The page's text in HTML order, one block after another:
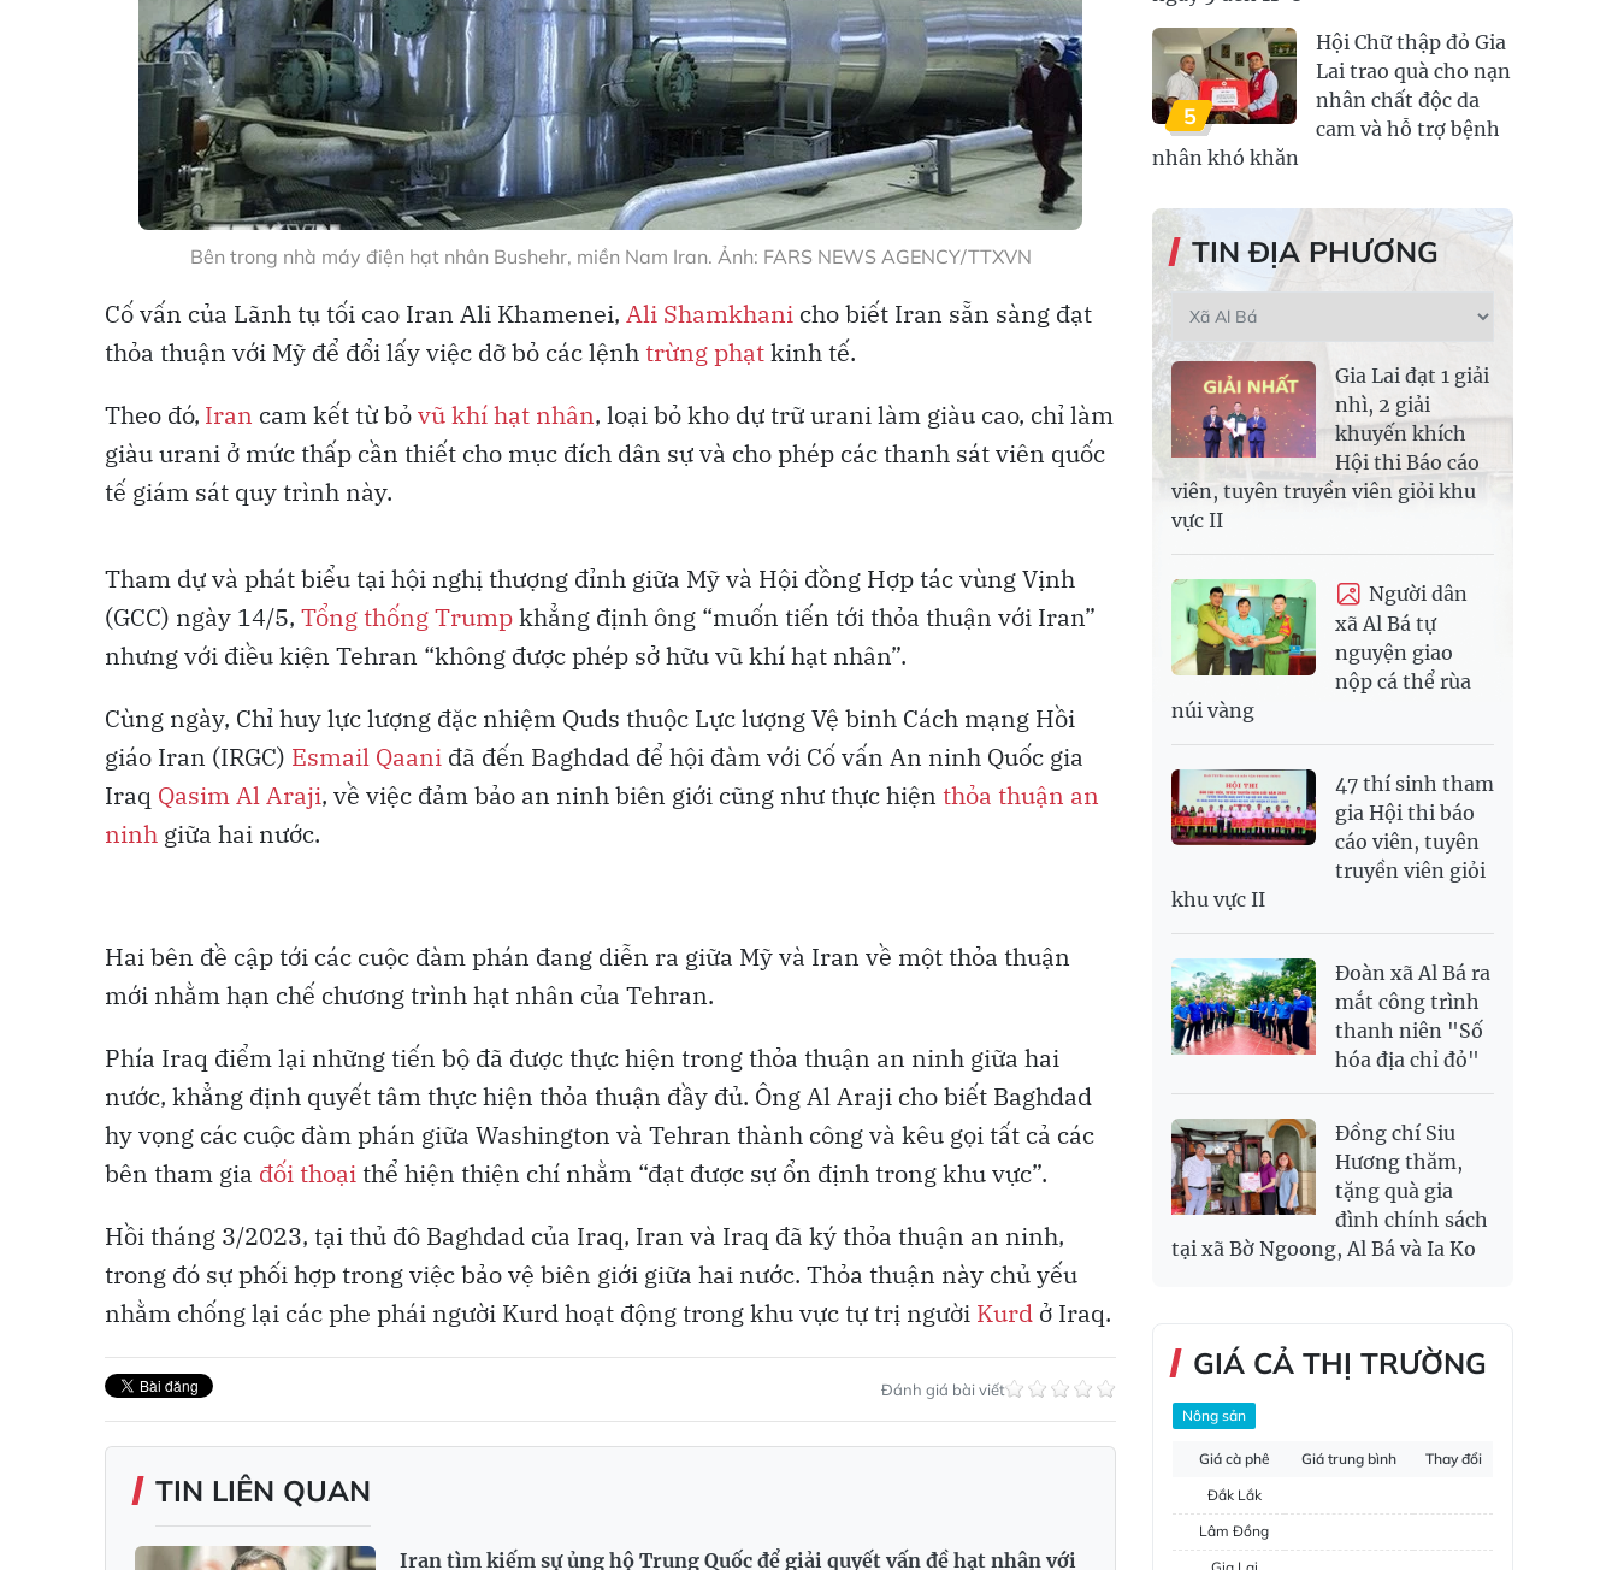
Bên trong nhà máy điện hạt nhân Bushehr, miền Nam Iran. Ảnh: FARS NEWS AGENCY/TTXVN
Cố vấn của Lãnh tụ tối cao Iran Ali Khamenei, Ali Shamkhani cho biết Iran sẵn sàng đạt
thỏa thuận với Mỹ để đổi lấy việc dỡ bỏ các lệnhtrừng phạtkinh tế.
Theo đó, Iran cam kết từ bỏvũ khí hạt nhân, loại bỏ kho dự trữ urani làm giàu cao, chỉ làm
giàu urani ở mức thấp cần thiết cho mục đích dân sự và cho phép các thanh sát viên quốc
tế giám sát quy trình này.
Tham dự và phát biểu tại hội nghị thượng đỉnh giữa Mỹ và Hội đồng Hợp tác vùng Vịnh
(GCC) ngày 14/5, Tổng thống Trumpkhẳng định ông “muốn tiến tới thỏa thuận với Iran”
nhưng với điều kiện Tehran “không được phép sở hữu vũ khí hạt nhân”.
Cùng ngày, Chỉ huy lực lượng đặc nhiệm Quds thuộc Lực lượng Vệ binh Cách mạng Hồi
giáo Iran (IRGC) Esmail Qaani đã đến Baghdad để hội đàm với Cố vấn An ninh Quốc gia
Iraq Qasim Al Araji, về việc đảm bảo an ninh biên giới cũng như thực hiện thỏa thuận an
ninh giữa hai nước.
Hai bên đề cập tới các cuộc đàm phán đang diễn ra giữa Mỹ và Iran về một thỏa thuận
mới nhằm hạn chế chương trình hạt nhân của Tehran.
Phía Iraq điểm lại những tiến bộ đã được thực hiện trong thỏa thuận an ninh giữa hai
nước, khẳng định quyết tâm thực hiện thỏa thuận đầy đủ. Ông Al Araji cho biết Baghdad
hy vọng các cuộc đàm phán giữa Washington và Tehran thành công và kêu gọi tất cả các
bên tham gia đối thoạithể hiện thiện chí nhằm “đạt được sự ổn định trong khu vực”.
Hồi tháng 3/2023, tại thủ đô Baghdad của Iraq, Iran và Iraq đã ký thỏa thuận an ninh,
trong đó sự phối hợp trong việc bảo vệ biên giới giữa hai nước. Thỏa thuận này chủ yếu
nhằm chống lại các phe phái người Kurd hoạt động trong khu vực tự trị người Kurd ở Iraq.
Đánh giá bài viết
TIN LIÊN QUAN
Iran tìm kiếm sự ủng hộ Trung Quốc để giải quyết vấn đề hạt nhân với
5
Hội Chữ thập đỏ Gia
Lai trao quà cho nạn
nhân chất độc da
cam và hỗ trợ bệnh
nhân khó khăn
TIN ĐỊA PHƯƠNG
Gia Lai đạt 1 giải
nhì, 2 giải
khuyến khích
Hội thi Báo cáo
viên, tuyên truyền viên giỏi khu
vực II
Người dân
xã Al Bá tự
nguyện giao
nộp cá thể rùa
núi vàng
47 thí sinh tham
gia Hội thi báo
cáo viên, tuyên
truyền viên giỏi
khu vực II
Đoàn xã Al Bá ra
mắt công trình
thanh niên "Số
hóa địa chỉ đỏ"
Đồng chí Siu
Hương thăm,
tặng quà gia
đình chính sách
tại xã Bờ Ngoong, Al Bá và Ia Ko
GIÁ CẢ THỊ TRƯỜNG
Nông sản
Giá cà phê Giá trung bình
Thay đổi
Đắk Lắk
Lâm Đồng